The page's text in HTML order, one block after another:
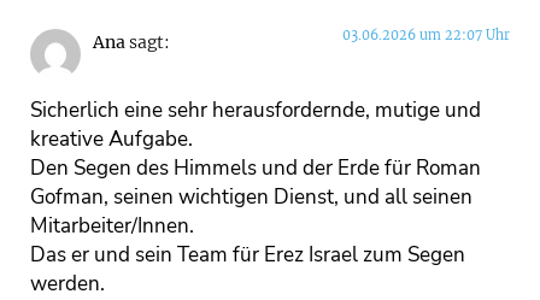
Anasagt: 03.06.2026 um 22:07 Uhr
Sicherlich eine sehr herausfordernde, mutige und
kreative Aufgabe.
Den Segen des Himmels und der Erde für Roman
Gofman, seinen wichtigen Dienst, und all seinen
Mitarbeiter/Innen.
Das er und sein Team für Erez Israel zum Segen
werden.